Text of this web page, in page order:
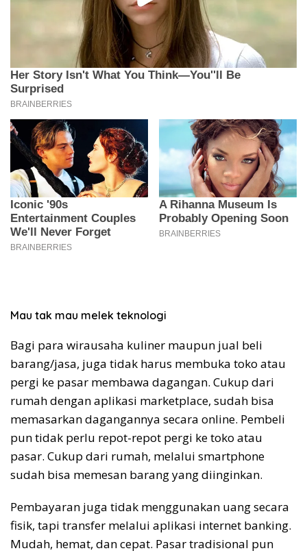
Mau tak mau melek teknologi
Bagi para wirausaha kuliner maupun jual beli
barang/jasa, juga tidak harus membuka toko atau
pergi ke pasar membawa dagangan. Cukup dari
rumah dengan aplikasi marketplace, sudah bisa
memasarkan dagangannya secara online. Pembeli
pun tidak perlu repot-repot pergi ke toko atau
pasar. Cukup dari rumah, melalui smartphone
sudah bisa memesan barang yang diinginkan.
Pembayaran juga tidak menggunakan uang secara
fisik, tapi transfer melalui aplikasi internet banking.
Mudah, hemat, dan cepat. Pasar tradisional pun